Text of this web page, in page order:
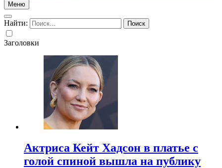
Меню
Найти:
Заголовки
Актриса Кейт Хадсон в платье с
голой спиной вышла на публику